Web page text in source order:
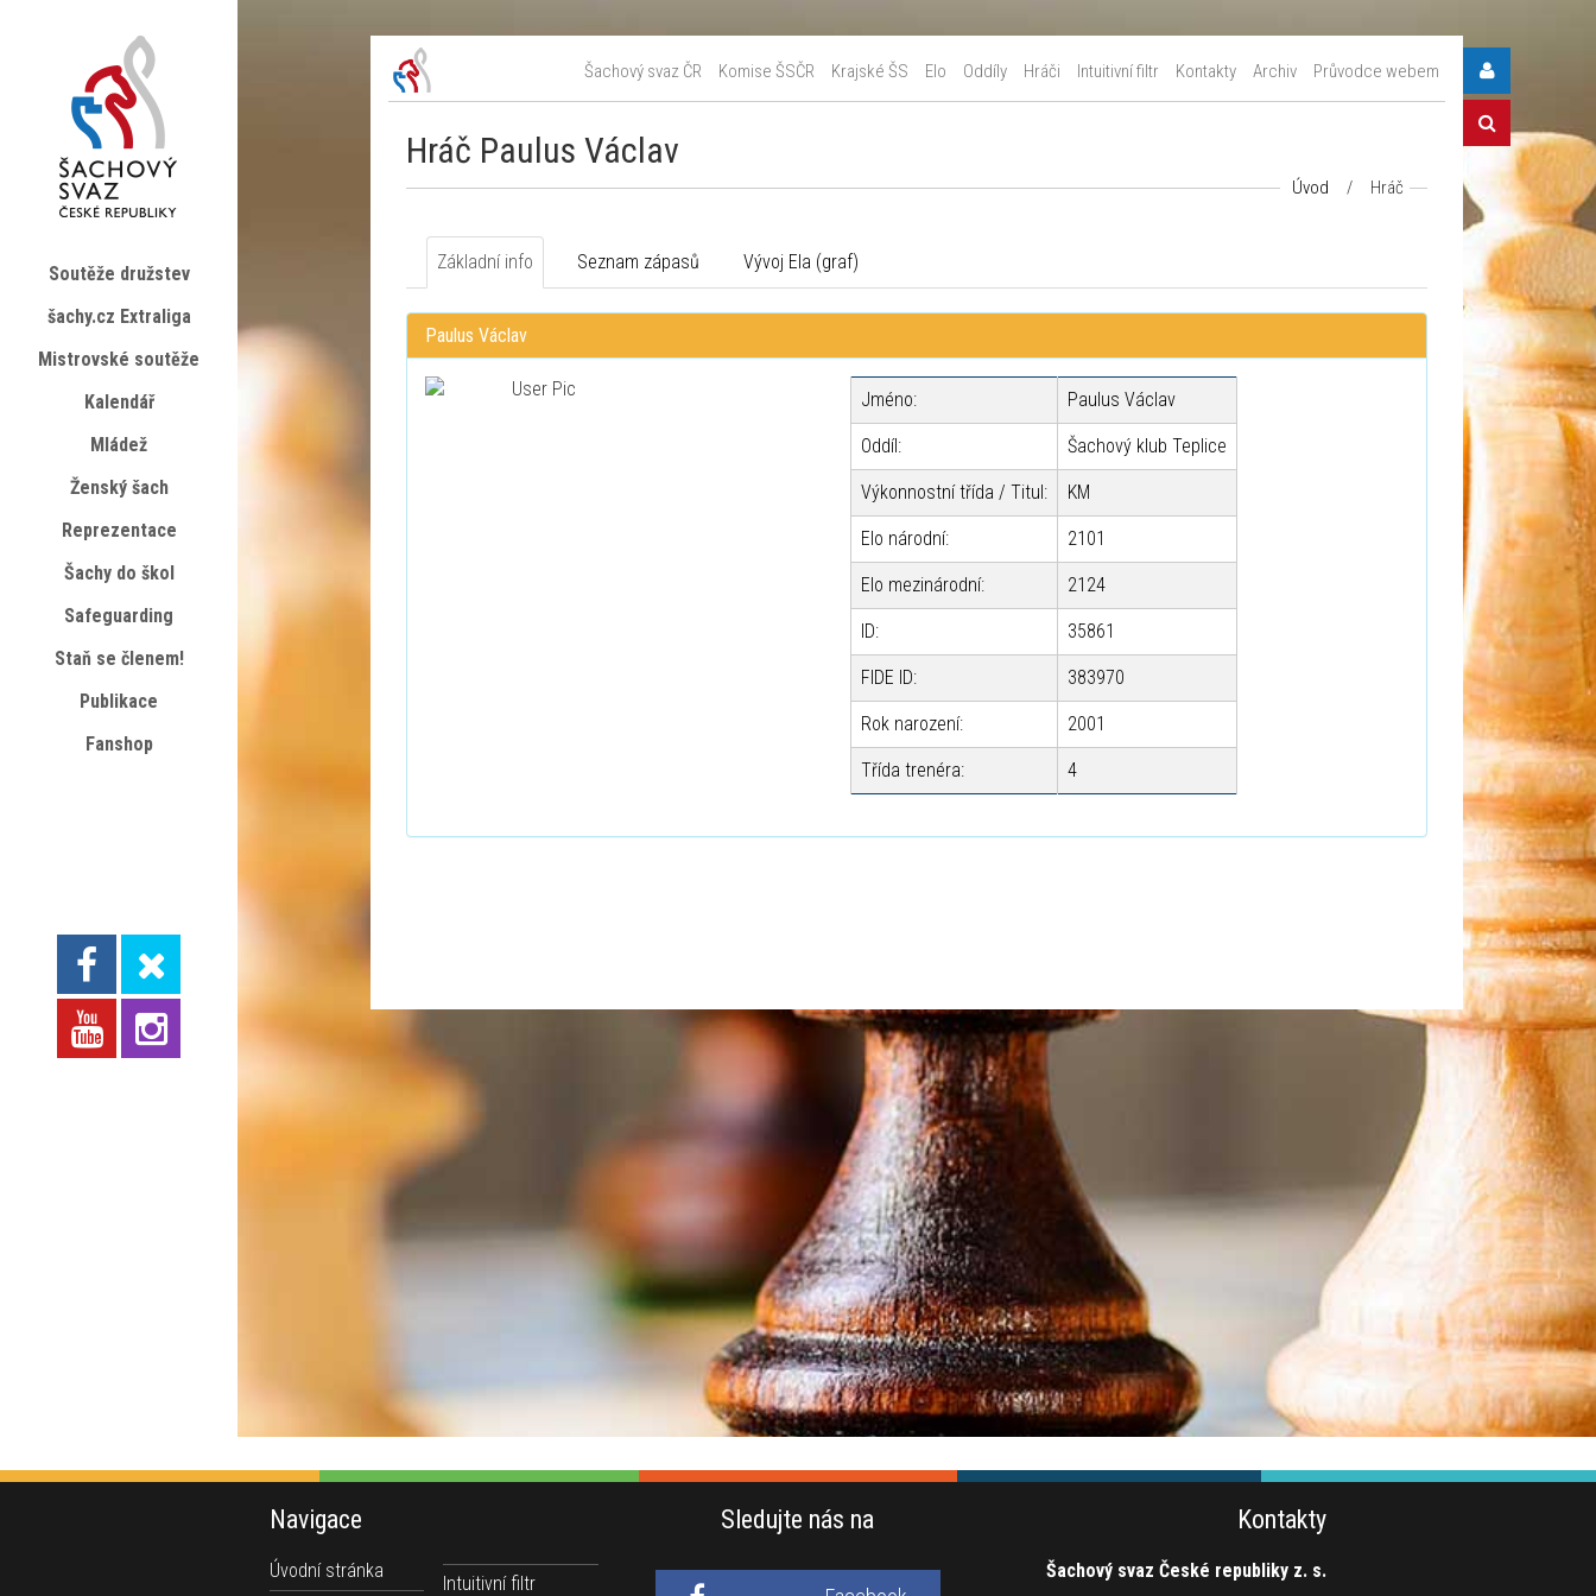
Šachový svaz ČR Komise ŠSČR Krajské ŠS Elo Oddíly Hráči Intuitivní filtr Kontakty Archiv Průvodce webem
Hráč Paulus Václav
Úvod / Hráč
Základní info Seznam zápasů Vývoj Ela (graf)
Paulus Václav
Jméno: Paulus Václav
Oddíl: Šachový klub Teplice
Výkonnostní třída / Titul: KM
Elo národní: 2101
Elo mezinárodní: 2124
ID: 35861
FIDE ID: 383970
Rok narození: 2001
Třída trenéra: 4
Soutěže družstev
šachy.cz Extraliga
Mistrovské soutěže
Kalendář
Mládež
Ženský šach
Reprezentace
Šachy do škol
Safeguarding
Staň se členem!
Publikace
Fanshop
Navigace
Úvodní stránka
Intuitivní filtr
Sledujte nás na Kontakty
Šachový svaz České republiky z. s.